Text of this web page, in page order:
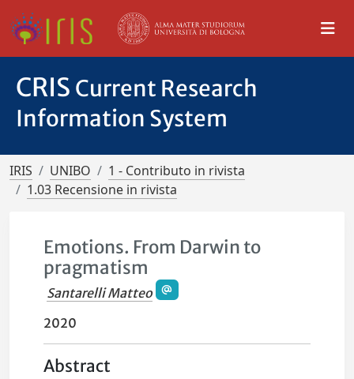
CRIS Current Research
Information System
IRIS UNIBO
1 - Contributo in rivista
1.03 Recensione in rivista
Emotions. From Darwin to
pragmatism
Santarelli Matteo
2020
Abstract